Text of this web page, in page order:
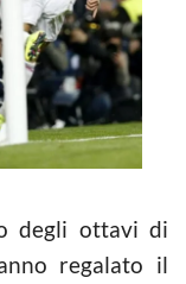
degli ottavi di
regalato il